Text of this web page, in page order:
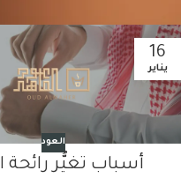
16
يناير
العود
أسباب تغيُّر رائحة